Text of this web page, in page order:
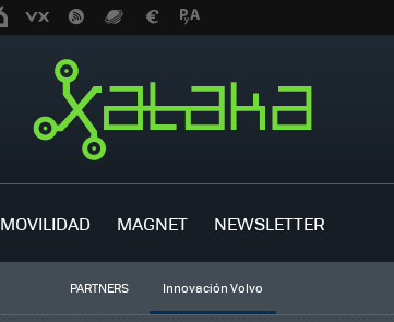
MOVILIDAD MAGNET NEWSLETTER
PARTNERS Innovación Volvo